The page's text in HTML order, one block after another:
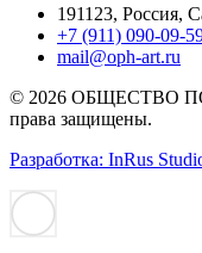
191123, Россия,
+7 (911) 090-09-
mail@oph-art.ru
© 2026 ОБЩЕСТВО
права защищены.
Разработка: InRus